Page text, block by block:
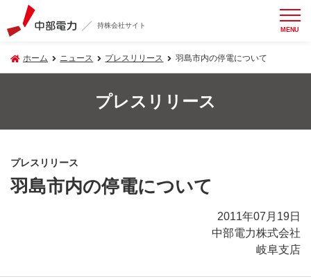
持株会社サイト MENU
ホーム ニュース プレスリリース 羽島市内の停電について
プレスリリース
プレスリリース
羽島市内の停電について
2011年07月19日
中部電力株式会社
岐阜支店